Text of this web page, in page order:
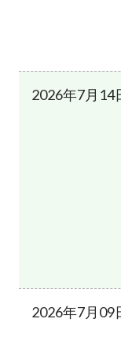
2026年7月14
2026年7月09